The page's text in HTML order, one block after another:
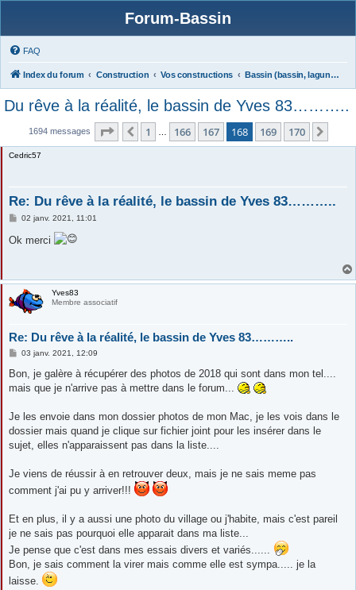
Forum-Bassin
FAQ
Index du forum Construction Vos constructions Bassin (bassin, lagunage)
Du rêve à la réalité, le bassin de Yves 83………..
1694 messages Page 168 sur170
Précédente
1 166 167 168 169 170
Cedric57
Re: Du rêve à la réalité, le bassin de Yves 83………..
M
s
s
02 janv. 2021, 11:01
Ok merci
Yves83
Membre associatif
Re: Du rêve à la réalité, le bassin de Yves 83………..
M
s
a
03 janv. 2021, 12:09
Bon, je galère à récupérer des photos de 2018 qui sont dans mon tel....
mais que je n'arrive pas à mettre dans le forum...
Je les envoie dans mon dossier photos de mon Mac, je les vois dans le
dossier mais quand je clique sur fichier joint pour les insérer dans le
sujet, elles n'apparaissent pas dans la liste....
Je viens de réussir à en retrouver deux, mais je ne sais meme pas
comment j'ai pu y arriver!!!
Et en plus, il y a aussi une photo du village ou j'habite, mais c'est pareil
je ne sais pas pourquoi elle apparait dans ma liste...
Je pense que c'est dans mes essais divers et variés......
Bon, je sais comment la virer mais comme elle est sympa..... je la
laisse.